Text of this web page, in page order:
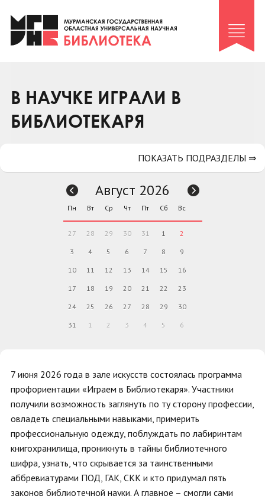
Клуб «Гиря и сельдерей»
Клуб «Семейный архив»
Коллегам
Контакты
В НАУЧКЕ ИГРАЛИ В
БИБЛИОТЕКАРЯ
7 июня 2026 года в зале искусств состоялась программа
профориентации «Играем в Библиотекаря». Участники
получили возможность заглянуть по ту сторону профессии,
овладеть специальными навыками, примерить
профессиональную одежду, поблуждать по лабиринтам
книгохранилища, проникнуть в тайны библиотечного
шифра, узнать, что скрывается за таинственными
аббревиатурами ПОД, ГАК, СКК и кто придумал пять
законов библиотечной науки. А главное – смогли сами
ПОКАЗАТЬ ПОДРАЗДЕЛЫ ⇒
Август 2026
Пн Вт Ср Чт Пт Сб Вс
27 28 29 30 31 1 2
3 4 5 6 7 8 9
10 11 12 13 14 15 16
17 18 19 20 21 22 23
24 25 26 27 28 29 30
31 1 2 3 4 5 6